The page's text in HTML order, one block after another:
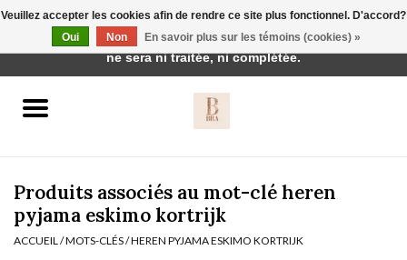
vêtements de nuit
Produits associés au mot-clé heren
pyjama eskimo kortrijk
ACCUEIL /MOTS-CLÉS/HEREN PYJAMA ESKIMO KORTRIJK
Veuillez accepter les cookies afin de rendre ce site plus fonctionnel. D'accord?
Oui
Non En savoir plus sur les témoins (cookies) »
Cette boutique est en construction. Toute commande passée
ne sera ni traitée, ni complétée.